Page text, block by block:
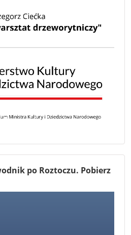
po Roztoczu. Pobierz